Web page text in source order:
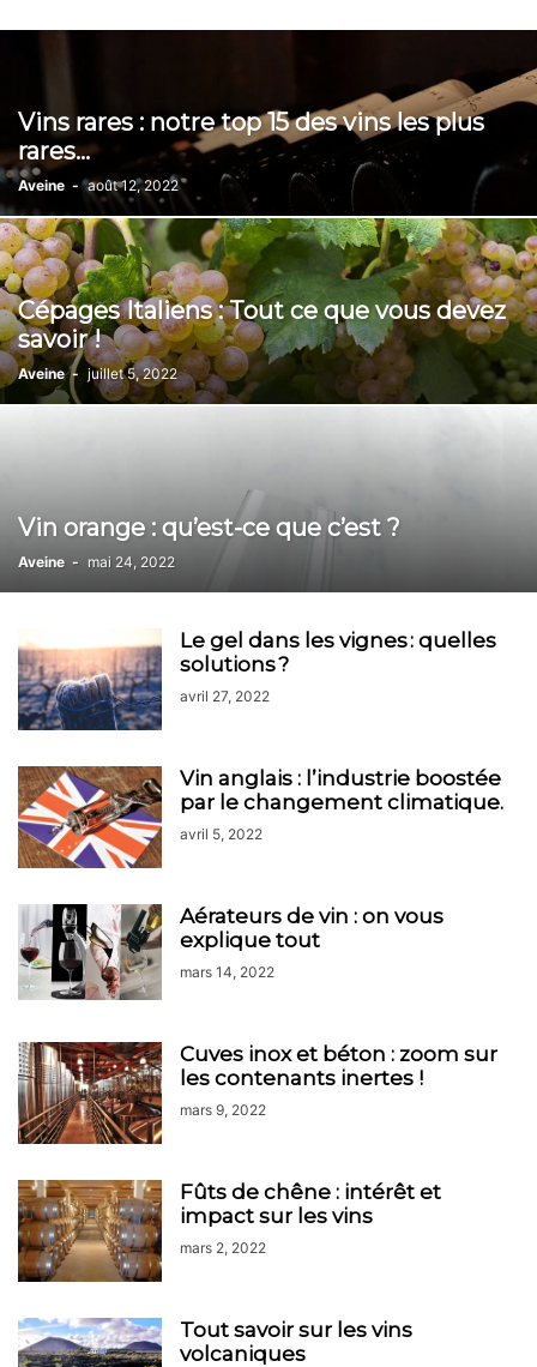
Vins rares : notre top 15 des vins les plus
rares...
Aveine - août 12, 2022
Cépages Italiens : Tout ce que vous devez
savoir !
Aveine - juillet 5, 2022
Vin orange : qu’est-ce que c’est ?
Aveine - mai 24, 2022
Le gel dans les vignes : quelles
solutions ?
avril 27, 2022
Vin anglais : l’industrie boostée
par le changement climatique.
avril 5, 2022
Aérateurs de vin : on vous
explique tout
mars 14, 2022
Cuves inox et béton : zoom sur
les contenants inertes !
mars 9, 2022
Fûts de chêne : intérêt et
impact sur les vins
mars 2, 2022
Tout savoir sur les vins
volcaniques